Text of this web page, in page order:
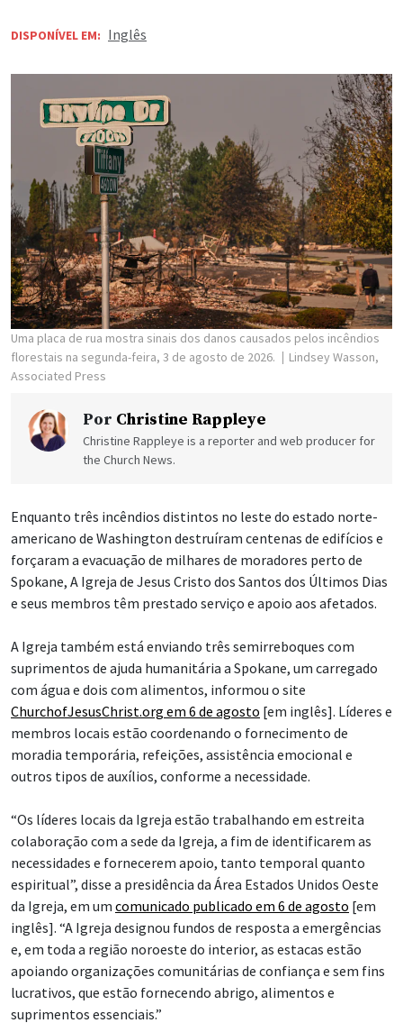
DISPONÍVEL EM: Inglês
Uma placa de rua mostra sinais dos danos causados pelos incêndios
florestais na segunda-feira, 3 de agosto de 2026.
Lindsey Wasson,
Associated Press
Por Christine Rappleye
Christine Rappleye is a reporter and web producer for
the Church News.
Enquanto três incêndios distintos no leste do estado norte-
americano de Washington destruíram centenas de edifícios e
forçaram a evacuação de milhares de moradores perto de
Spokane, A Igreja de Jesus Cristo dos Santos dos Últimos Dias
e seus membros têm prestado serviço e apoio aos afetados.
A Igreja também está enviando três semirreboques com
suprimentos de ajuda humanitária a Spokane, um carregado
com água e dois com alimentos, informou o site
ChurchofJesusChrist.org em 6 de agosto [em inglês]. Líderes e
membros locais estão coordenando o fornecimento de
moradia temporária, refeições, assistência emocional e
outros tipos de auxílios, conforme a necessidade.
“Os líderes locais da Igreja estão trabalhando em estreita
colaboração com a sede da Igreja, a fim de identificarem as
necessidades e fornecerem apoio, tanto temporal quanto
espiritual”, disse a presidência da Área Estados Unidos Oeste
da Igreja, em um comunicado publicado em 6 de agosto [em
inglês]. “A Igreja designou fundos de resposta a emergências
e, em toda a região noroeste do interior, as estacas estão
apoiando organizações comunitárias de confiança e sem fins
lucrativos, que estão fornecendo abrigo, alimentos e
suprimentos essenciais.”